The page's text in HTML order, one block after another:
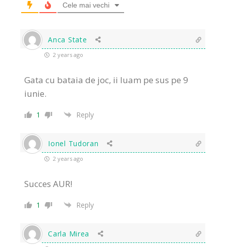
Cele mai vechi
Anca State
2 years ago
Gata cu bataia de joc, ii luam pe sus pe 9
iunie.
1 Reply
Ionel Tudoran
2 years ago
Succes AUR!
1 Reply
Carla Mirea